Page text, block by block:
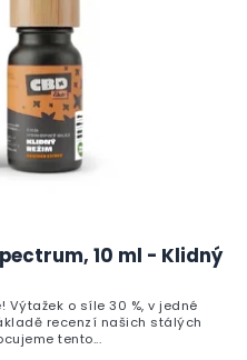
10 ml - Klidný
Výtažek o síle 30 %, v jedné
recenzí našich stálých
tento...